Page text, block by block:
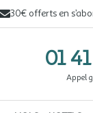
30€ offerts en
01
Appel